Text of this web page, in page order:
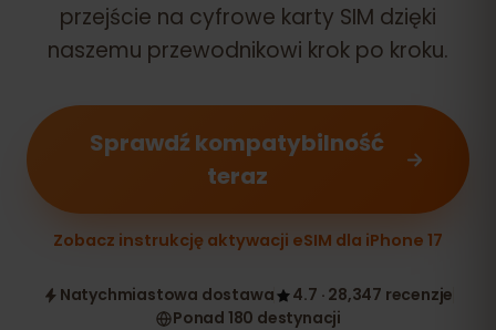
przejście na cyfrowe karty SIM dzięki
naszemu przewodnikowi krok po kroku.
Sprawdź kompatybilność
teraz
Zobacz instrukcję aktywacji eSIM dla iPhone 17
Natychmiastowa dostawa
4.7 · 28,347 recenzje
Ponad 180 destynacji